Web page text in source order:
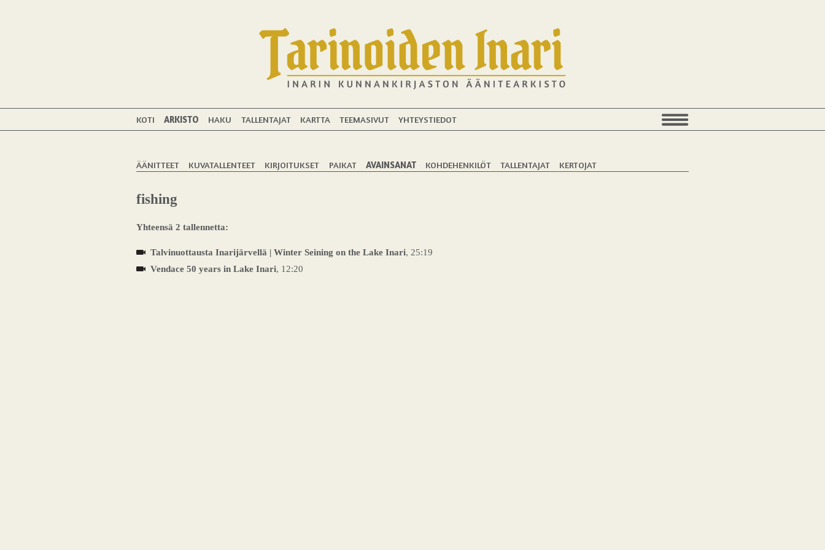
KOTI ARKISTO HAKU TALLENTAJAT KARTTA TEEMASIVUT YHTEYSTIEDOT
ÄÄNITTEET KUVATALLENTEET KIRJOITUKSET PAIKAT AVAINSANAT KOHDEHENKILÖT TALLENTAJAT KERTOJAT
fishing
Yhteensä 2 tallennetta:
Talvinuottausta Inarijärvellä | Winter Seining on the Lake Inari, 25:19
Vendace 50 years in Lake Inari, 12:20